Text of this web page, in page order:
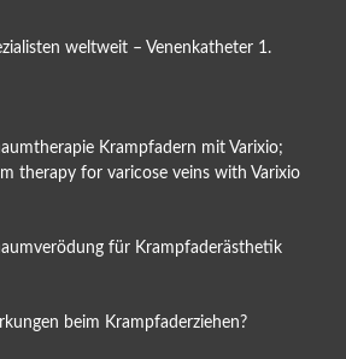
weltweit – Venenkatheter 1.
Krampfadern mit Varixio;
therapy for varicose veins with Varixio
für Krampfaderästhetik
beim Krampfaderziehen?